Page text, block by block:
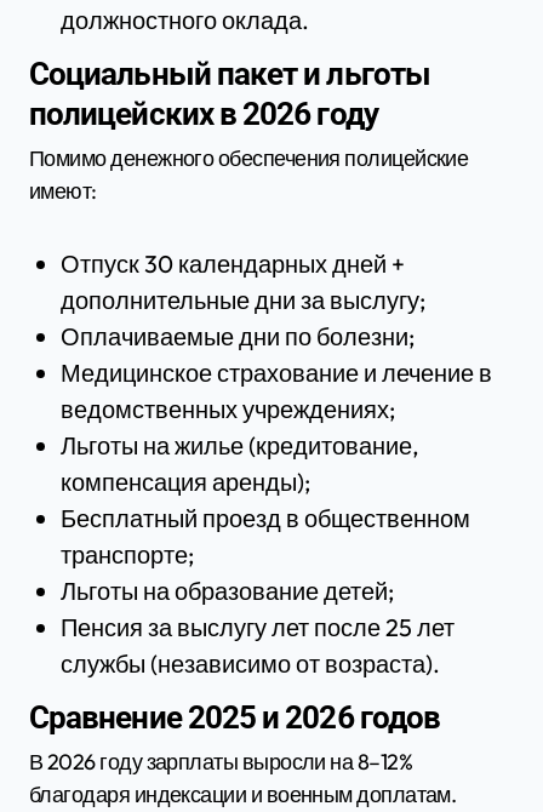
должностного оклада.
Социальный пакет и льготы
полицейских в 2026 году
Помимо денежного обеспечения полицейские
имеют:
Отпуск 30 календарных дней +
дополнительные дни за выслугу;
Оплачиваемые дни по болезни;
Медицинское страхование и лечение в
ведомственных учреждениях;
Льготы на жилье (кредитование,
компенсация аренды);
Бесплатный проезд в общественном
транспорте;
Льготы на образование детей;
Пенсия за выслугу лет после 25 лет
службы (независимо от возраста).
Сравнение 2025 и 2026 годов
В 2026 году зарплаты выросли на 8–12%
благодаря индексации и военным доплатам.